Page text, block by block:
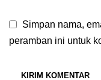
Simpan nama,
peramban ini untuk